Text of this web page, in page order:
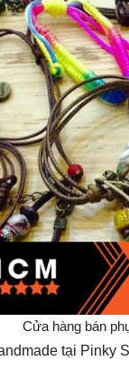
Cửa hàng bán
tại Pinky